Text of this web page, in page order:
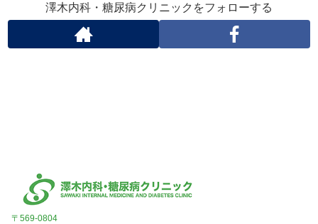
澤木内科・糖尿病クリニックをフォローする
〒569-0804